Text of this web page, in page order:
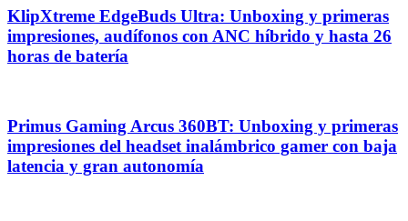
KlipXtreme EdgeBuds Ultra: Unboxing y primeras
impresiones, audífonos con ANC híbrido y hasta 26
horas de batería
Primus Gaming Arcus 360BT: Unboxing y primeras
impresiones del headset inalámbrico gamer con baja
latencia y gran autonomía